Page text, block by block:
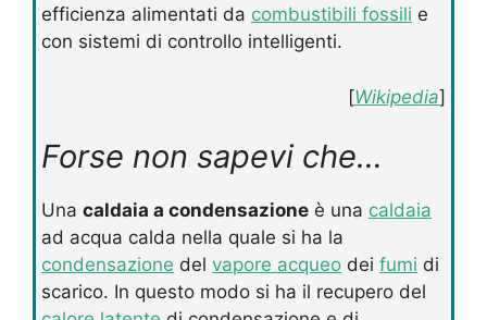
efficienza alimentati da combustibili fossili e
con sistemi di controllo intelligenti.
[Wikipedia]
Forse non sapevi che…
Una caldaia a condensazione è una caldaia
ad acqua calda nella quale si ha la
condensazione del vapore acqueo dei fumi di
scarico. In questo modo si ha il recupero del